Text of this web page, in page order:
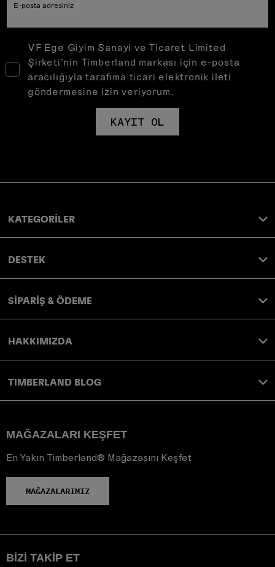
E-posta adresiniz
VF Ege Giyim Sanayi ve Ticaret Limited
Şirketi’nin Timberland markası için e-posta
aracılığıyla tarafıma ticari elektronik ileti
göndermesine izin veriyorum.
KAYIT OL
KATEGORİLER
DESTEK
SİPARİŞ & ÖDEME
HAKKIMIZDA
TIMBERLAND BLOG
MAĞAZALARI KEŞFET
En Yakın Timberland® Mağazasını Keşfet
MAĞAZALARIMIZ
BIZI TAKIP ET